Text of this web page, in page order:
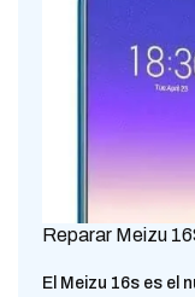
Reparar Meizu
El Meizu 16s es el